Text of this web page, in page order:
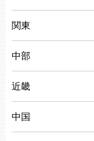
関東
中部
近畿
中国